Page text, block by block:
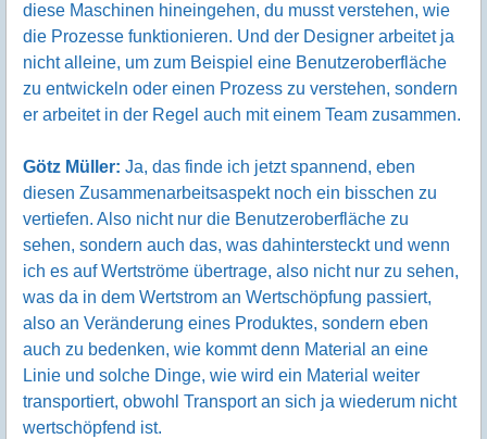
diese Maschinen hineingehen, du musst verstehen, wie
die Prozesse funktionieren. Und der Designer arbeitet ja
nicht alleine, um zum Beispiel eine Benutzeroberfläche
zu entwickeln oder einen Prozess zu verstehen, sondern
er arbeitet in der Regel auch mit einem Team zusammen.
Götz Müller: Ja, das finde ich jetzt spannend, eben
diesen Zusammenarbeitsaspekt noch ein bisschen zu
vertiefen. Also nicht nur die Benutzeroberfläche zu
sehen, sondern auch das, was dahintersteckt und wenn
ich es auf Wertströme übertrage, also nicht nur zu sehen,
was da in dem Wertstrom an Wertschöpfung passiert,
also an Veränderung eines Produktes, sondern eben
auch zu bedenken, wie kommt denn Material an eine
Linie und solche Dinge, wie wird ein Material weiter
transportiert, obwohl Transport an sich ja wiederum nicht
wertschöpfend ist.